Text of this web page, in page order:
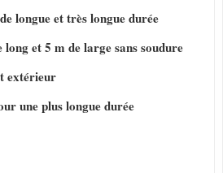
longue et très longue durée
long et 5 m de large sans soudure
extérieur
une plus longue durée